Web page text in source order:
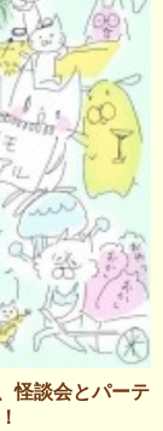
怪談会とパーテ